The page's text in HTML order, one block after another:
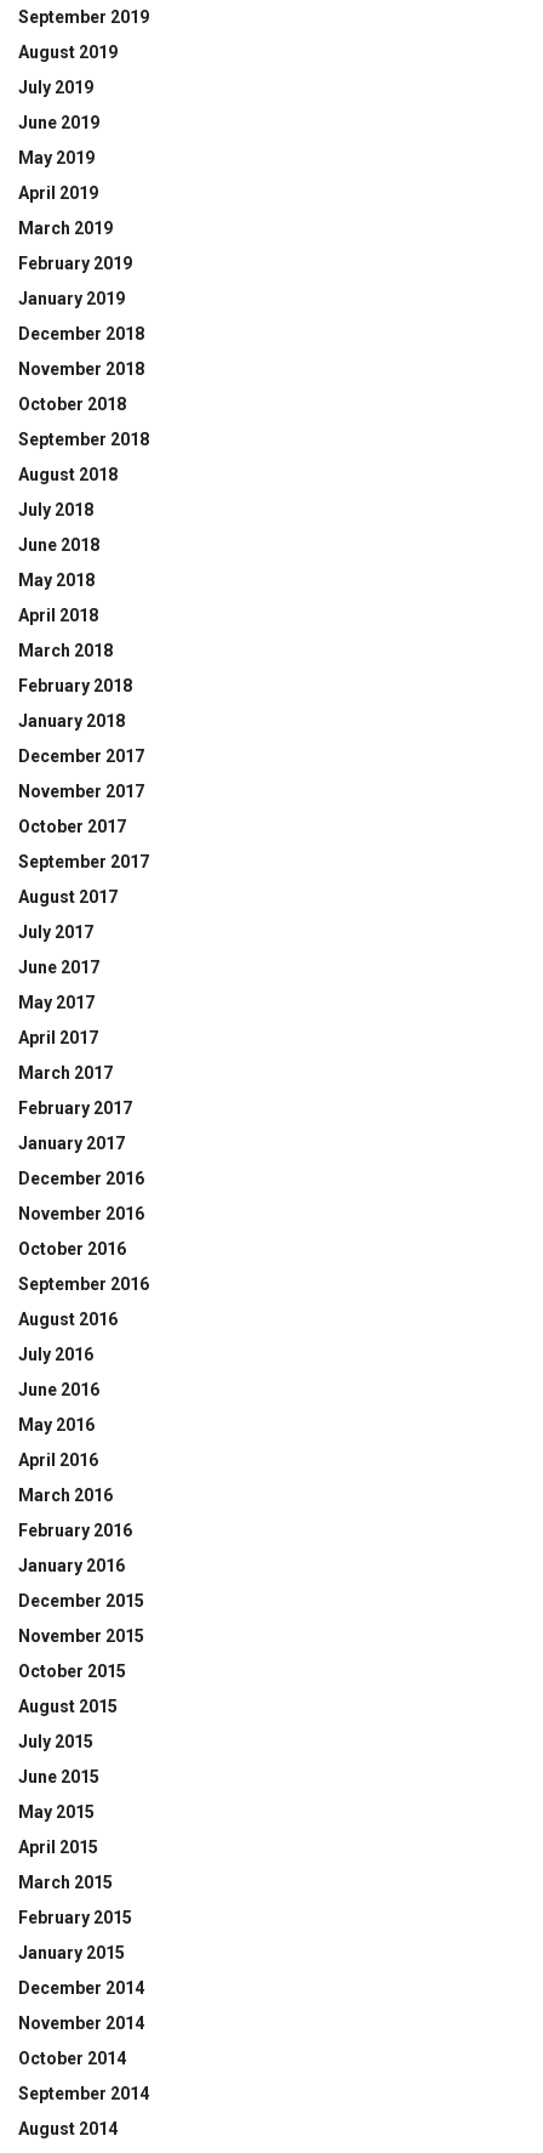
September 2019
August 2019
July 2019
June 2019
May 2019
April 2019
March 2019
February 2019
January 2019
December 2018
November 2018
October 2018
September 2018
August 2018
July 2018
June 2018
May 2018
April 2018
March 2018
February 2018
January 2018
December 2017
November 2017
October 2017
September 2017
August 2017
July 2017
June 2017
May 2017
April 2017
March 2017
February 2017
January 2017
December 2016
November 2016
October 2016
September 2016
August 2016
July 2016
June 2016
May 2016
April 2016
March 2016
February 2016
January 2016
December 2015
November 2015
October 2015
August 2015
July 2015
June 2015
May 2015
April 2015
March 2015
February 2015
January 2015
December 2014
November 2014
October 2014
September 2014
August 2014